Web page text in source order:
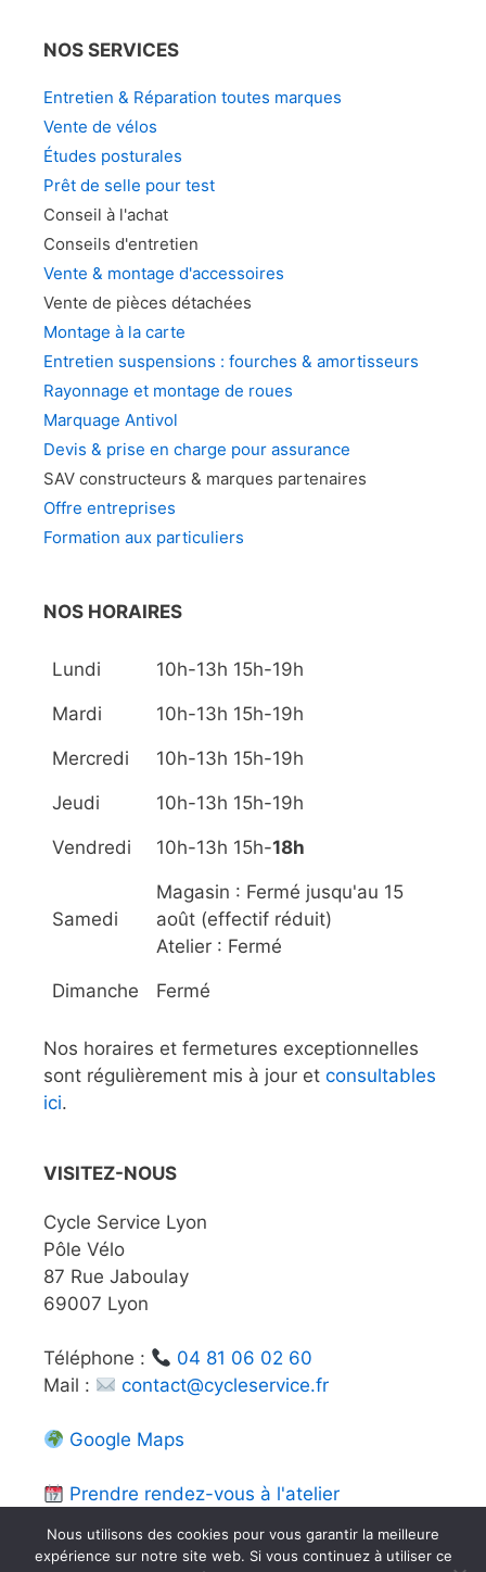
NOS SERVICES
Entretien & Réparation toutes marques
Vente de vélos
Études posturales
Prêt de selle pour test
Conseil à l'achat
Conseils d'entretien
Vente & montage d'accessoires
Vente de pièces détachées
Montage à la carte
Entretien suspensions : fourches & amortisseurs
Rayonnage et montage de roues
Marquage Antivol
Devis & prise en charge pour assurance
SAV constructeurs & marques partenaires
Offre entreprises
Formation aux particuliers
NOS HORAIRES
Lundi 10h-13h 15h-19h
Mardi 10h-13h 15h-19h
Mercredi 10h-13h 15h-19h
Jeudi 10h-13h 15h-19h
Vendredi 10h-13h 15h-18h
Samedi
Magasin : Fermé jusqu'au 15
août (effectif réduit)
Atelier : Fermé
Dimanche Fermé
Nos horaires et fermetures exceptionnelles
sont régulièrement mis à jour et consultables
ici.
VISITEZ-NOUS
Cycle Service Lyon
Pôle Vélo
87 Rue Jaboulay
69007 Lyon
Téléphone :
04 81 06 02 60
Mail :
contact@cycleservice.fr
Google Maps
Prendre rendez-vous à l'atelier
Nous utilisons des cookies pour vous garantir la meilleure
expérience sur notre site web. Si vous continuez à utiliser ce